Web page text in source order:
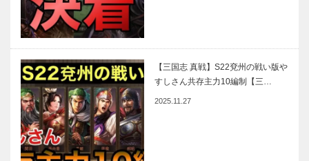
【三国志 真戦】S22兗州の戦い版や
すしさん共存主力10編制【三…
2025.11.27